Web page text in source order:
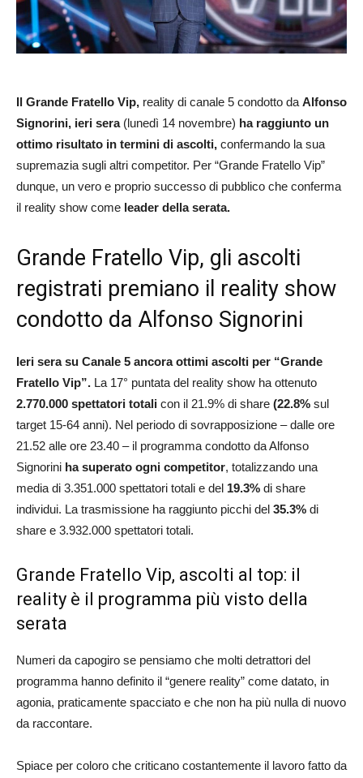
Il Grande Fratello Vip, reality di canale 5 condotto da Alfonso
Signorini, ieri sera (lunedì 14 novembre) ha raggiunto un
ottimo risultato in termini di ascolti, confermando la sua
supremazia sugli altri competitor. Per “Grande Fratello Vip”
dunque, un vero e proprio successo di pubblico che conferma
il reality show come leader della serata.
Grande Fratello Vip, gli ascolti
registrati premiano il reality show
condotto da Alfonso Signorini
Ieri sera su Canale 5 ancora ottimi ascolti per “Grande
Fratello Vip”. La 17° puntata del reality show ha ottenuto
2.770.000 spettatori totali con il 21.9% di share (22.8% sul
target 15-64 anni). Nel periodo di sovrapposizione – dalle ore
21.52 alle ore 23.40 – il programma condotto da Alfonso
Signorini ha superato ogni competitor, totalizzando una
media di 3.351.000 spettatori totali e del 19.3% di share
individui. La trasmissione ha raggiunto picchi del 35.3% di
share e 3.932.000 spettatori totali.
Grande Fratello Vip, ascolti al top: il
reality è il programma più visto della
serata
Numeri da capogiro se pensiamo che molti detrattori del
programma hanno definito il “genere reality” come datato, in
agonia, praticamente spacciato e che non ha più nulla di nuovo
da raccontare.
Spiace per coloro che criticano costantemente il lavoro fatto da